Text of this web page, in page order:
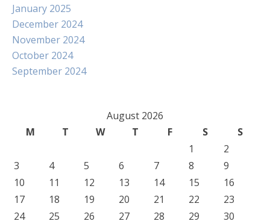
January 2025
December 2024
November 2024
October 2024
September 2024
August 2026
M
T W T F S
S
1
2
3
4 5 6 7 8
9
10
11 12 13 14 15
16
17
18 19 20 21 22
23
24
25 26 27 28 29
30